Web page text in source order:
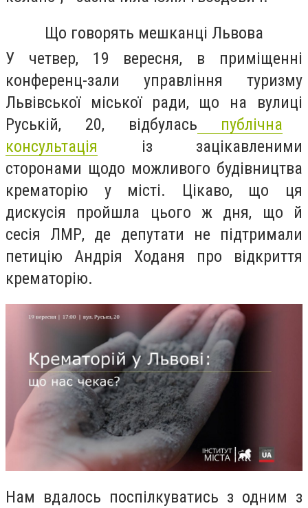
Що говорять мешканці Львова
У четвер, 19 вересня, в приміщенні
конференц-зали управління туризму
Львівської міської ради, що на вулиці
Руській, 20, відбулась публічна
консультація із зацікавленими
сторонами щодо можливого будівництва
крематорію у місті. Цікаво, що ця
дискусія пройшла цього ж дня, що й
сесія ЛМР, де депутати не підтримали
петицію Андрія Ходаня про відкриття
крематорію.
Нам вдалось поспілкуватись з одним з